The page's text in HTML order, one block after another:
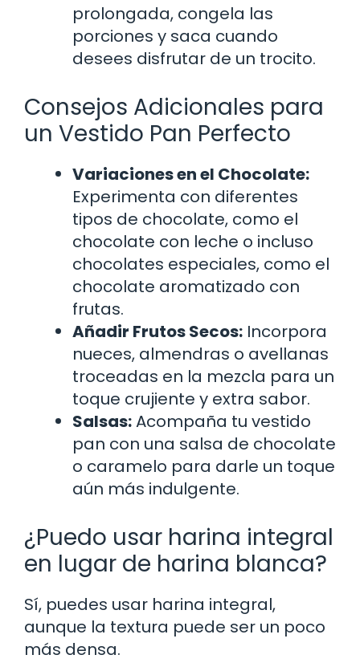
prolongada, congela las
porciones y saca cuando
desees disfrutar de un trocito.
Consejos Adicionales para
un Vestido Pan Perfecto
Variaciones en el Chocolate:
Experimenta con diferentes
tipos de chocolate, como el
chocolate con leche o incluso
chocolates especiales, como el
chocolate aromatizado con
frutas.
Añadir Frutos Secos: Incorpora
nueces, almendras o avellanas
troceadas en la mezcla para un
toque crujiente y extra sabor.
Salsas:Acompaña tu vestido
pan con una salsa de chocolate
o caramelo para darle un toque
aún más indulgente.
¿Puedo usar harina integral
en lugar de harina blanca?
Sí, puedes usar harina integral,
aunque la textura puede ser un poco
más densa.